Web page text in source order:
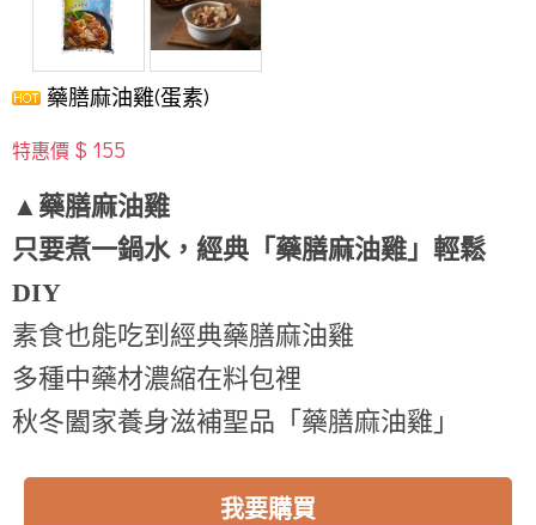
藥膳麻油雞(蛋素)
特惠價 $ 155
▲藥膳麻油雞
只要煮一鍋水，經典「藥膳麻油雞」輕鬆
DIY
素食也能吃到經典藥膳麻油雞
多種中藥材濃縮在料包裡
秋冬闔家養身滋補聖品「藥膳麻油雞」
我要購買